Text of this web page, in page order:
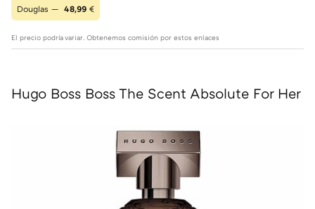
Douglas — 48,99 €
El precio podría variar. Obtenemos comisión por estos enlaces
Hugo Boss Boss The Scent Absolute For Her